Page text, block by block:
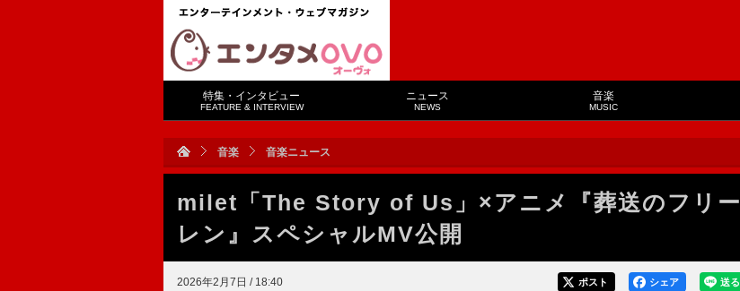
特集・インタビュー
FEATURE & INTERVIEW
ニュース
NEWS
音楽
MUSIC
音楽 音楽ニュース
milet「The Story of Us」×アニメ『葬送のフリー
レン』スペシャルMV公開
2026年2月7日 / 18:40 送る
シェア
ポスト